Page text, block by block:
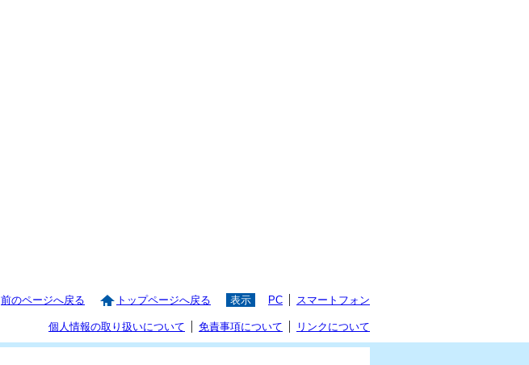
前のページへ戻る トップページへ戻る 表示 PC スマートフォン
個人情報の取り扱いについて 免責事項について リンクについて